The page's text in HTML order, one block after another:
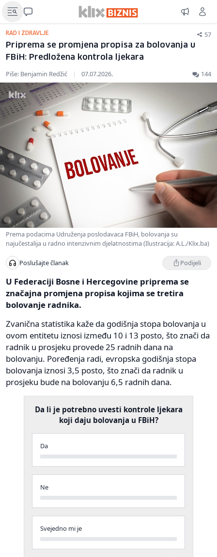
RAD I ZDRAVLJE 57
Priprema se promjena propisa za bolovanja u
FBiH: Predložena kontrola ljekara
Piše: Benjamin Redžić | 07.07.2026. 144
Prema podacima Udruženja poslodavaca FBiH, bolovanja su
najučestalija u radno intenzivnim djelatnostima (Ilustracija: A.L./Klix.ba)
Poslušajte članak Podijeli
U Federaciji Bosne i Hercegovine priprema se
značajna promjena propisa kojima se tretira
bolovanje radnika.
Zvanična statistika kaže da godišnja stopa bolovanja u
ovom entitetu iznosi između 10 i 13 posto, što znači da
radnik u prosjeku provede 25 radnih dana na
bolovanju. Poređenja radi, evropska godišnja stopa
bolovanja iznosi 3,5 posto, što znači da radnik u
prosjeku bude na bolovanju 6,5 radnih dana.